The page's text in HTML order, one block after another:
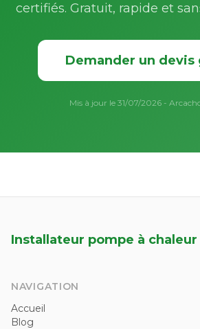
certifiés. Gratuit, rapide et
Demander un
Mis à jour le 31/07/2026 -
Installateur pompe à chaleur
NAVIGATION
Accueil
Blog